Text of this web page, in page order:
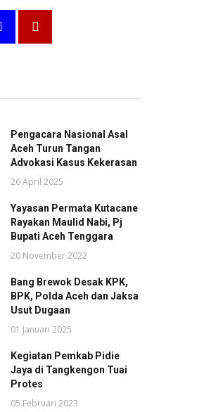
Pengacara Nasional Asal
Aceh Turun Tangan
Advokasi Kasus Kekerasan
26 April 2025
Yayasan Permata Kutacane
Rayakan Maulid Nabi, Pj
Bupati Aceh Tenggara
20 November 2022
Bang Brewok Desak KPK,
BPK, Polda Aceh dan Jaksa
Usut Dugaan
01 Januari 2025
Kegiatan Pemkab Pidie
Jaya di Tangkengon Tuai
Protes
05 Februari 2023